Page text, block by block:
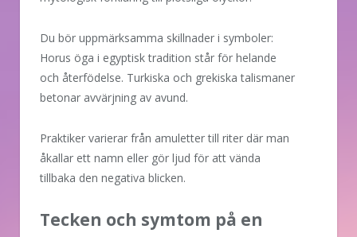
Du bör uppmärksamma skillnader i symboler:
Horus öga i egyptisk tradition står för helande
och återfödelse. Turkiska och grekiska talismaner
betonar avvärjning av avund.
Praktiker varierar från amuletter till riter där man
åkallar ett namn eller gör ljud för att vända
tillbaka den negativa blicken.
Tecken och symtom på en